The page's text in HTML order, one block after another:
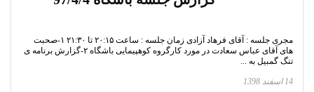
مجری جلسه : آقای فرهاد آزادی زمان جلسه : ساعت ۲۰:۱۵ تا ۲۱:۳۰ ۱-صحبت
های آقای عباس سعادت در مورد کارگروه کوه‍پیمایی باشگاه ۲-گزارش برنامه ی
تنگ گمبیل به ...
14 اسفند 1398